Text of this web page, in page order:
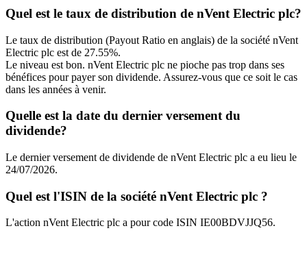
Quel est le taux de distribution de nVent Electric plc?
Le taux de distribution (Payout Ratio en anglais) de la société nVent
Electric plc est de 27.55%.
Le niveau est bon. nVent Electric plc ne pioche pas trop dans ses
bénéfices pour payer son dividende. Assurez-vous que ce soit le cas
dans les années à venir.
Quelle est la date du dernier versement du
dividende?
Le dernier versement de dividende de nVent Electric plc a eu lieu le
24/07/2026.
Quel est l'ISIN de la société nVent Electric plc ?
L'action nVent Electric plc a pour code ISIN IE00BDVJJQ56.